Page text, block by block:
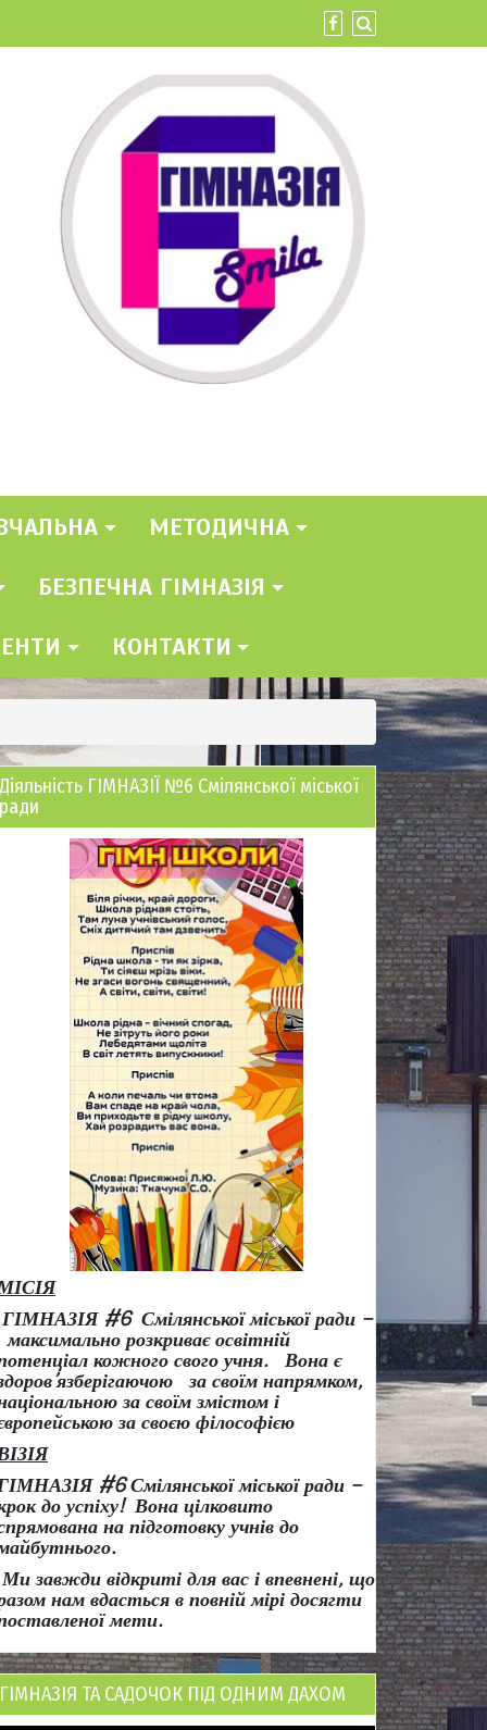
МЕТОДИЧНА
БЕЗПЕЧНА ГІМНАЗІЯ
КОНТАКТИ
Діяльність ГІМНАЗІЇ №6 Смілянської міської
ради
ГІМНАЗІЯ #6 Смілянської міської ради –
розкриває освітній
кожного свого учня.
Вона є
’язберігаючою за своїм напрямком,
за своїм змістом і
за своєю філософією
#6 Смілянської міської ради –
до успіху! Вона цілковито
на підготовку учнів до
Ми завжди відкриті для вас і впевнені, що
нам вдасться в повній мірі досягти
мети.
ГІМНАЗІЯ ТА САДОЧОК ПІД ОДНИМ ДАХОМ